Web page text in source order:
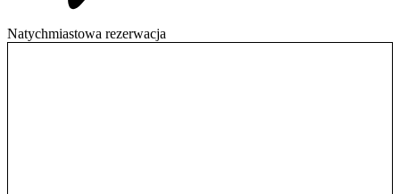
Natychmiastowa rezerwacja